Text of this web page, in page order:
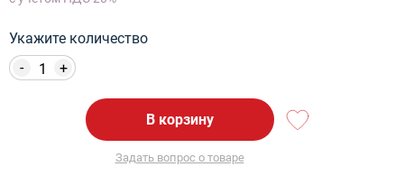
Укажите количество
+
-
В корзину
Задать вопрос о товаре